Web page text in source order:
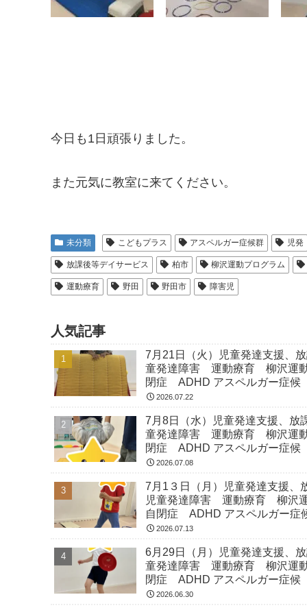
今日も1日頑張りました。
また元気に教室に来てください。
未分類 こどもプラス アスペルガー症候群 児発
放課後等デイサービス 柏市 柳沢運動プログラム
運動療育 野田 野田市 障害児
人気記事
7月21日（火）児童発達支援、
童発達障害 運動療育 柳沢運
閉症 ADHD アスペルガー症候
2026.07.22
7月8日（水）児童発達支援、放
童発達障害 運動療育 柳沢運
閉症 ADHD アスペルガー症候
2026.07.08
7月1３日（月）児童発達支援、
児童発達障害 運動療育 柳
自閉症 ADHD アスペルガー症
2026.07.13
6月29日（月）児童発達支援、
童発達障害 運動療育 柳沢運
閉症 ADHD アスペルガー症候
2026.06.30